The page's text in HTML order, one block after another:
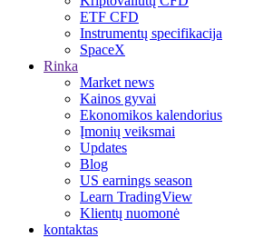
ETF CFD
Instrumentų specifikacija
SpaceX
Rinka
Market news
Kainos gyvai
Ekonomikos kalendorius
Įmonių veiksmai
Updates
Blog
US earnings season
Learn TradingView
Klientų nuomonė
kontaktas